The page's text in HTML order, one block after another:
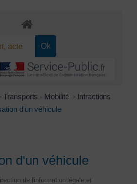
Transports - Mobilité > Infractions
d'un véhicule
d'un véhicule
de l'information légale et